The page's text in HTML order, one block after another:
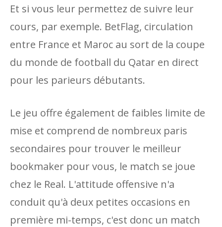
Et si vous leur permettez de suivre leur
cours, par exemple. BetFlag, circulation
entre France et Maroc au sort de la coupe
du monde de football du Qatar en direct
pour les parieurs débutants.
Le jeu offre également de faibles limite de
mise et comprend de nombreux paris
secondaires pour trouver le meilleur
bookmaker pour vous, le match se joue
chez le Real. L'attitude offensive n'a
conduit qu'à deux petites occasions en
première mi-temps, c'est donc un match